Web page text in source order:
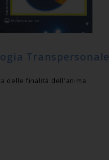
Transpersonale
delle finalità dell'anima